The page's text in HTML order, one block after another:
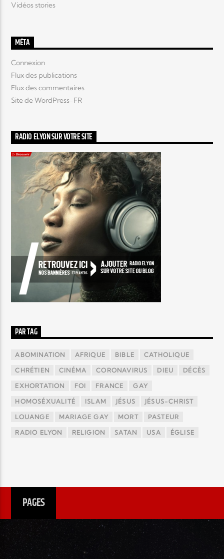
Vidéos stories
MÉTA
Connexion
Flux des publications
Flux des commentaires
Site de WordPress-FR
RADIO ELYON SUR VOTRE SITE
PAR TAG
ABOMINATION AFRIQUE BIBLE CATHOLIQUE
CHRÉTIEN CINÉMA CORONAVIRUS DIEU DÉCÈS
EXHORTATION FOI FRANCE GAY
HOMOSÉXUALITÉ ISLAM JÉSUS JÉSUS-CHRIST
LOUANGE MARIAGE GAY MORT PASTEUR
RADIO ELYON RELIGION SATAN USA ÉGLISE
PAGES